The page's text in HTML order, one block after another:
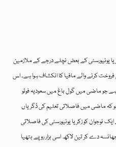
یونیورسٹی کے بعض نچلے درجے کے ملازمین
کرنے والے مافیا کا انکشاف ہوا ہے۔ اس
جو ماضی میں گول باغ میں سعودیہ فوٹو
کہ ماضی میں فاصلاتی تعلیم کی ڈگریاں
نوجوان کو زکریا یونیورسٹی کی فاصلاتی
دے کر تین لاکھ اسی ہزار روپے ہتھیا